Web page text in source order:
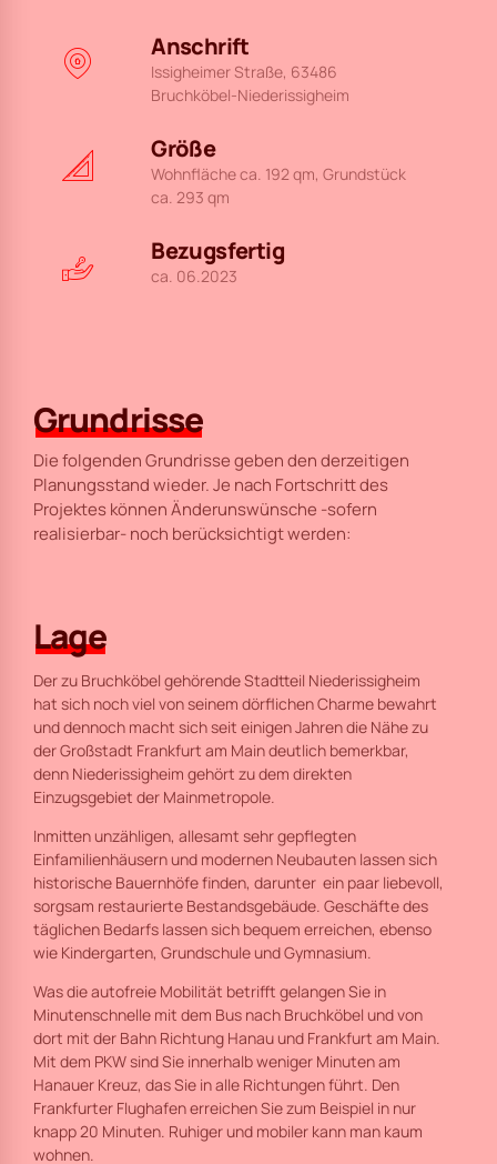
Anschrift
Issigheimer Straße, 63486
Bruchköbel-Niederissigheim
Größe
Wohnfläche ca. 192 qm, Grundstück
ca. 293 qm
Bezugsfertig
ca. 06.2023
Grundrisse
Die folgenden Grundrisse geben den derzeitigen
Planungsstand wieder. Je nach Fortschritt des
Projektes können Änderunswünsche -sofern
realisierbar- noch berücksichtigt werden:
Lage
Der zu Bruchköbel gehörende Stadtteil Niederissigheim
hat sich noch viel von seinem dörflichen Charme bewahrt
und dennoch macht sich seit einigen Jahren die Nähe zu
der Großstadt Frankfurt am Main deutlich bemerkbar,
denn Niederissigheim gehört zu dem direkten
Einzugsgebiet der Mainmetropole.
Inmitten unzähligen, allesamt sehr gepflegten
Einfamilienhäusern und modernen Neubauten lassen sich
historische Bauernhöfe finden, darunter ein paar liebevoll,
sorgsam restaurierte Bestandsgebäude. Geschäfte des
täglichen Bedarfs lassen sich bequem erreichen, ebenso
wie Kindergarten, Grundschule und Gymnasium.
Was die autofreie Mobilität betrifft gelangen Sie in
Minutenschnelle mit dem Bus nach Bruchköbel und von
dort mit der Bahn Richtung Hanau und Frankfurt am Main.
Mit dem PKW sind Sie innerhalb weniger Minuten am
Hanauer Kreuz, das Sie in alle Richtungen führt. Den
Frankfurter Flughafen erreichen Sie zum Beispiel in nur
knapp 20 Minuten. Ruhiger und mobiler kann man kaum
wohnen.